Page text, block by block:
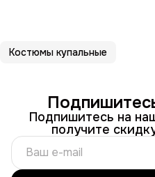
Костюмы купальные
Подпишитесь на
получите